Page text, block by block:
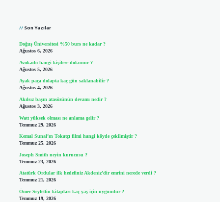
Son Yazılar
Doğuş Üniversitesi %50 burs ne kadar ?
Ağustos 6, 2026
Avokado hangi kişilere dokunur ?
Ağustos 5, 2026
Ayak paça dolapta kaç gün saklanabilir ?
Ağustos 4, 2026
Akılsız başın atasözünün devamı nedir ?
Ağustos 3, 2026
Watt yüksek olması ne anlama gelir ?
Temmuz 29, 2026
Kemal Sunal’ın Tokatçı filmi hangi köyde çekilmiştir ?
Temmuz 25, 2026
Joseph Smith neyin kurucusu ?
Temmuz 23, 2026
Atatürk Ordular ilk hedefiniz Akdeniz’dir emrini nerede verdi ?
Temmuz 21, 2026
Ömer Seyfettin kitapları kaç yaş için uygundur ?
Temmuz 19, 2026